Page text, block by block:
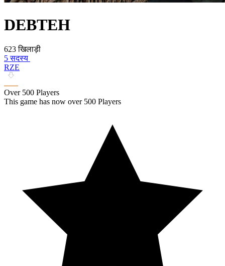
DEBTEH
623 खिलाड़ी
5 सदस्य
RZE
Over 500 Players
This game has now over 500 Players